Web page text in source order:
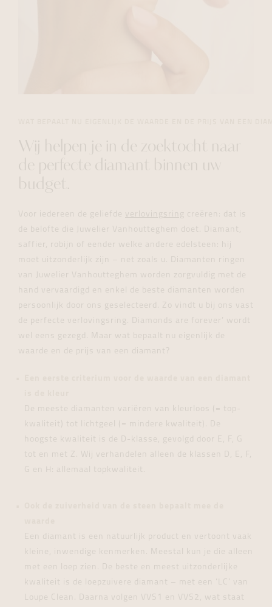
Wij helpen je in de zoektocht naar
de perfecte diamant binnen uw
budget.
Voor iedereen de geliefde verlovingsring
creëren: dat is
de belofte die Juwelier Vanhoutteghem doet. Diamant,
saffier, robijn of eender welke andere edelsteen: hij
moet uitzonderlijk zijn – net zoals u. Diamanten ringen
van Juwelier Vanhoutteghem worden zorgvuldig met de
hand vervaardigd en enkel de beste diamanten worden
persoonlijk door ons geselecteerd. Zo vindt u bij ons vast
de perfecte verlovingsring. Diamonds are forever’ wordt
wel eens gezegd. Maar wat bepaalt nu eigenlijk de
waarde en de prijs van een diamant?
De meeste diamanten variëren van kleurloos (= top-
kwaliteit) tot lichtgeel (= mindere kwaliteit). De
hoogste kwaliteit is de D-klasse, gevolgd door E, F, G
tot en met Z. Wij verhandelen alleen de klassen D, E, F,
G en H: allemaal topkwaliteit.
Een diamant is een natuurlijk product en vertoont vaak
kleine, inwendige kenmerken. Meestal kun je die alleen
met een loep zien. De beste en meest uitzonderlijke
kwaliteit is de loepzuivere diamant – met een ‘LC’ van
Loupe Clean. Daarna volgen VVS1 en VVS2, wat staat